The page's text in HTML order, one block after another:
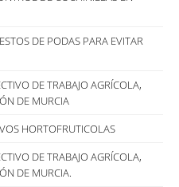
DE PODAS PARA EVITAR
DE TRABAJO AGRÍCOLA,
DE MURCIA
HORTOFRUTICOLAS
DE TRABAJO AGRÍCOLA,
DE MURCIA.